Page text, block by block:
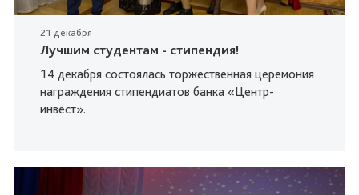
21 декабря
Лучшим студентам - стипендия!
14 декабря состоялась торжественная церемония
награждения стипендиатов банка «Центр-
инвест».